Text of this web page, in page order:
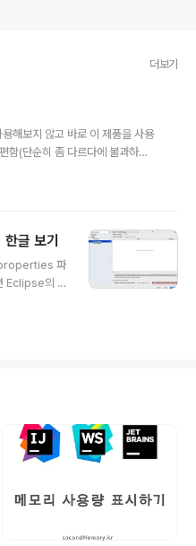
더보기
해보지 않고 바로 이 제품을 사용
함(단순히 좀 다르다에 불과하지
잡하다고 느껴질 수 있을 것이다.
축 코드 기능을 설정해서 사용하
도 보이게 하기저장하지 않은
사용하고 있..
글 보기
파
Eclipse의 경
수 있는데 방